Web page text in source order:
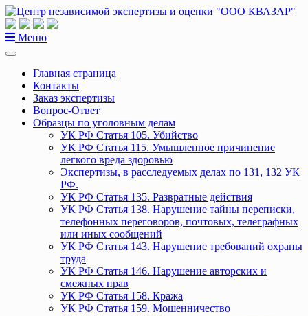
Перейти
к
содержанию
Меню
Главная страница
Контакты
Заказ экспертизы
Вопрос-Ответ
Образцы по уголовным делам
УК РФ Статья 105. Убийство
УК РФ Статья 115. Умышленное причинение
легкого вреда здоровью
Экспертизы, в расследуемых делах по 131, 132 УК
РФ.
УК РФ Статья 135. Развратные действия
УК РФ Статья 138. Нарушение тайны переписки,
телефонных переговоров, почтовых, телеграфных
или иных сообщений
УК РФ Статья 143. Нарушение требований охраны
труда
УК РФ Статья 146. Нарушение авторских и
смежных прав
УК РФ Статья 158. Кража
УК РФ Статья 159. Мошенничество